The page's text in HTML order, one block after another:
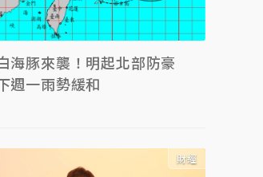
海豚來襲！明起北部防豪
一雨勢緩和
財經